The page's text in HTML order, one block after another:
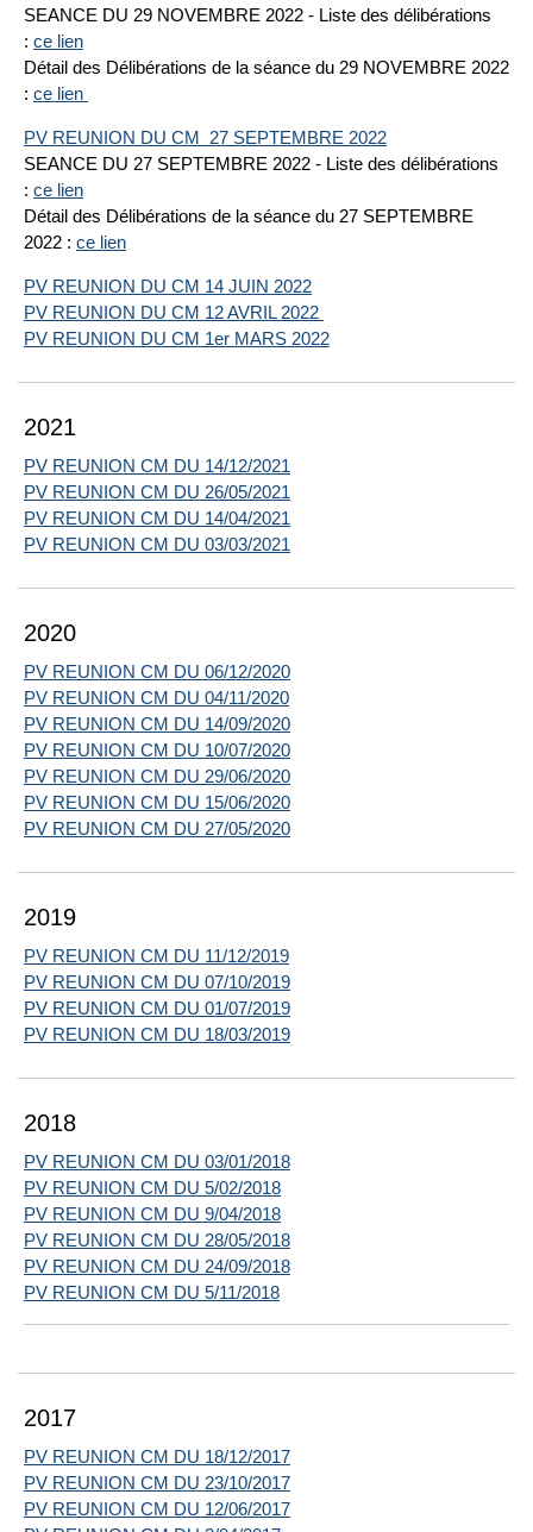
SEANCE DU 29 NOVEMBRE 2022 - Liste des délibérations
: ce lien
Détail des Délibérations de la séance du 29 NOVEMBRE 2022
: ce lien
PV REUNION DU CM 27 SEPTEMBRE 2022
SEANCE DU 27 SEPTEMBRE 2022 - Liste des délibérations
: ce lien
Détail des Délibérations de la séance du 27 SEPTEMBRE
2022 : ce lien
PV REUNION DU CM 14 JUIN 2022
PV REUNION DU CM 12 AVRIL 2022
PV REUNION DU CM 1er MARS 2022
2021
PV REUNION CM DU 14/12/2021
PV REUNION CM DU 26/05/2021
PV REUNION CM DU 14/04/2021
PV REUNION CM DU 03/03/2021
2020
PV REUNION CM DU 06/12/2020
PV REUNION CM DU 04/11/2020
PV REUNION CM DU 14/09/2020
PV REUNION CM DU 10/07/2020
PV REUNION CM DU 29/06/2020
PV REUNION CM DU 15/06/2020
PV REUNION CM DU 27/05/2020
2019
PV REUNION CM DU 11/12/2019
PV REUNION CM DU 07/10/2019
PV REUNION CM DU 01/07/2019
PV REUNION CM DU 18/03/2019
2018
PV REUNION CM DU 03/01/2018
PV REUNION CM DU 5/02/2018
PV REUNION CM DU 9/04/2018
PV REUNION CM DU 28/05/2018
PV REUNION CM DU 24/09/2018
PV REUNION CM DU 5/11/2018
2017
PV REUNION CM DU 18/12/2017
PV REUNION CM DU 23/10/2017
PV REUNION CM DU 12/06/2017